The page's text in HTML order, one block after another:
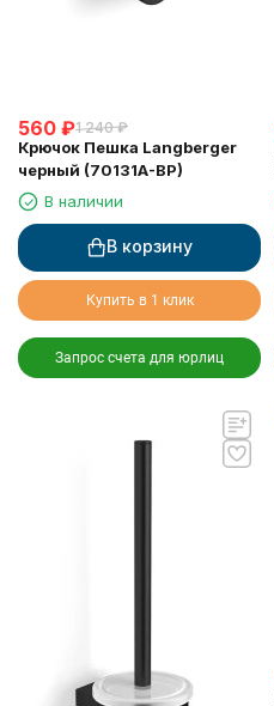
560 ₽1 240 ₽
Крючок Пешка Langberger
черный (70131A-BP)
В наличии
В корзину
Купить в 1 клик
Запрос счета для юрлиц